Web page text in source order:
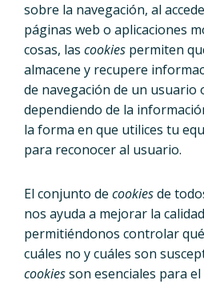
sobre la navegación, al
páginas web o aplicaciones
cosas, las cookies permiten
almacene y recupere
de navegación de un usuario
dependiendo de la
la forma en que utilices tu
para reconocer al usuario.
El conjunto de cookiesde
nos ayuda a mejorar la
permitiéndonos controlar
cuáles no y cuáles son
cookiesson esenciales para